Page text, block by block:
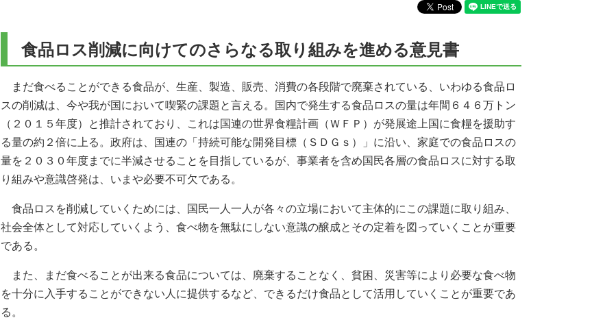
食品ロス削減に向けてのさらなる取り組みを進める意見書
まだ食べることができる食品が、生産、製造、販売、消費の各段階で廃棄されている、いわゆる食品ロ
スの削減は、今や我が国において喫緊の課題と言える。国内で発生する食品ロスの量は年間６４６万トン
（２０１５年度）と推計されており、これは国連の世界食糧計画（ＷＦＰ）が発展途上国に食糧を援助す
る量の約２倍に上る。政府は、国連の「持続可能な開発目標（ＳＤＧｓ）」に沿い、家庭での食品ロスの
量を２０３０年度までに半減させることを目指しているが、事業者を含め国民各層の食品ロスに対する取
り組みや意識啓発は、いまや必要不可欠である。
食品ロスを削減していくためには、国民一人一人が各々の立場において主体的にこの課題に取り組み、
社会全体として対応していくよう、食べ物を無駄にしない意識の醸成とその定着を図っていくことが重要
である。
また、まだ食べることが出来る食品については、廃棄することなく、貧困、災害等により必要な食べ物
を十分に入手することができない人に提供するなど、できるだけ食品として活用していくことが重要であ
る。